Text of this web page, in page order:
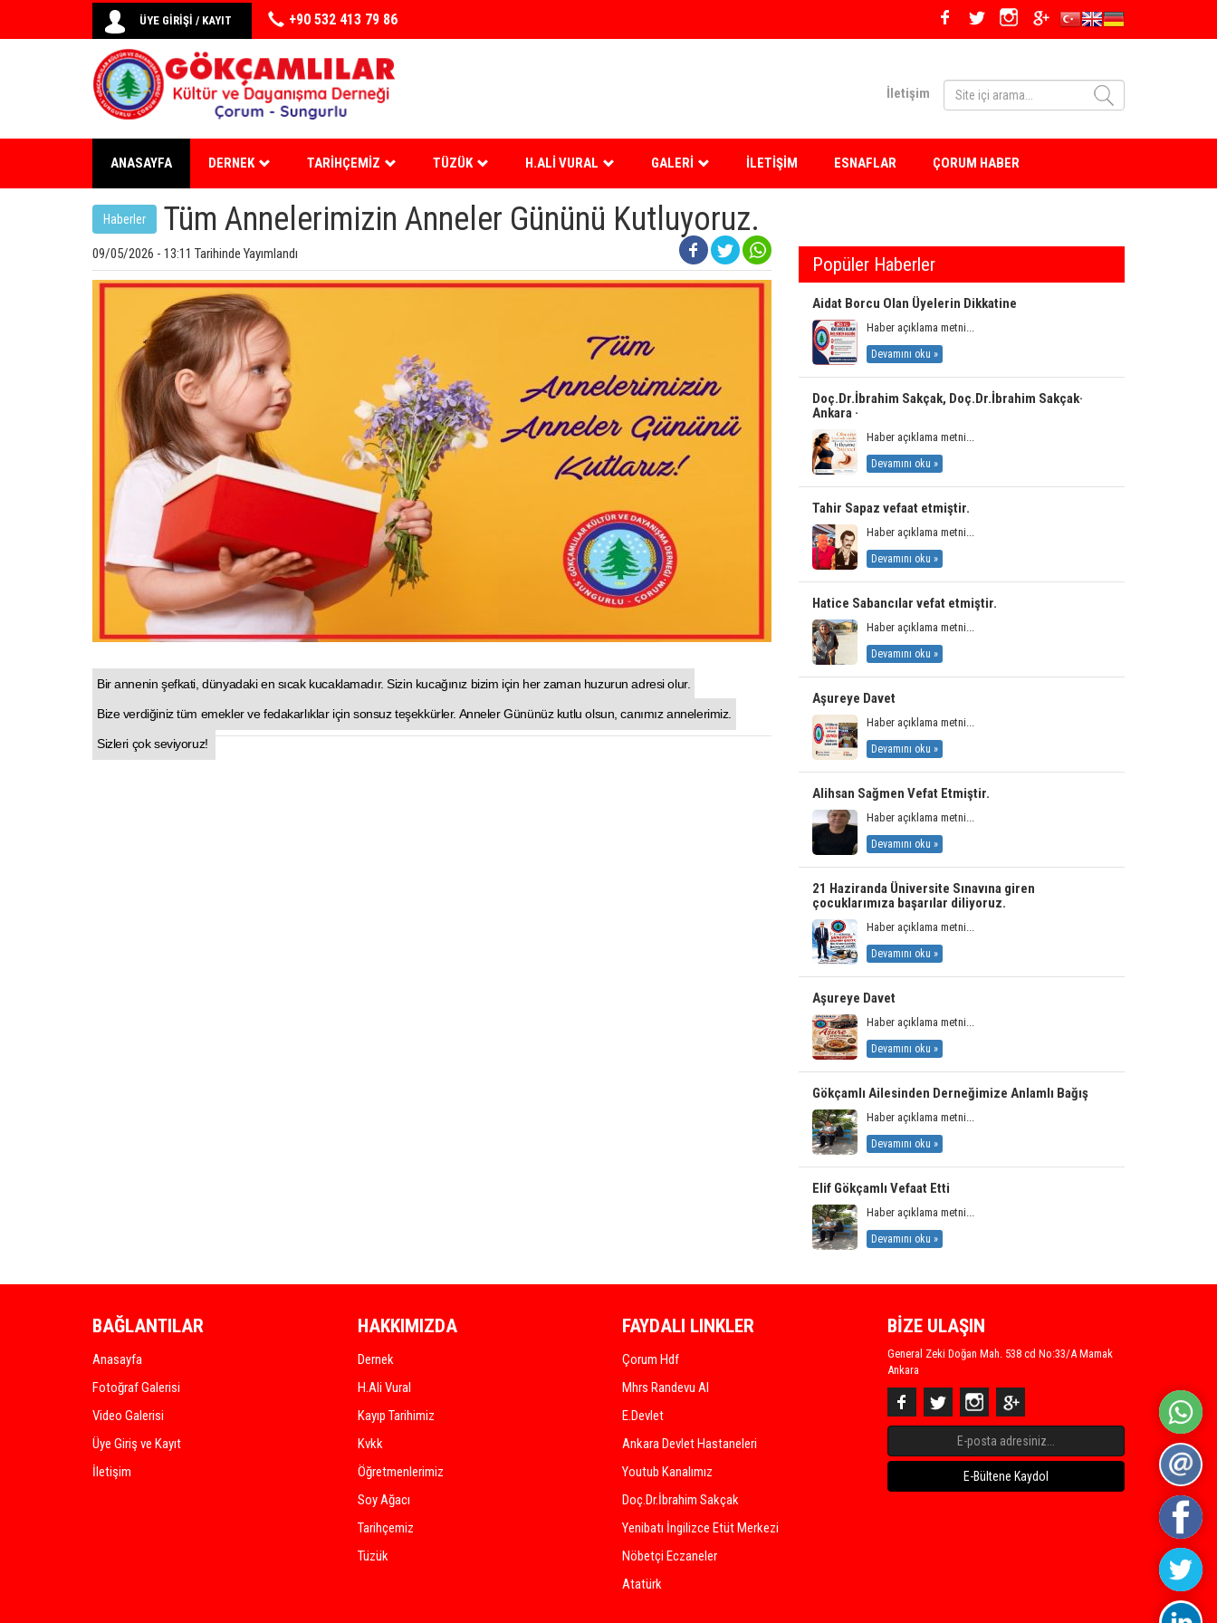
ÜYE GİRİŞİ / KAYIT +90 532 413 79 86
İletişim
ANASAYFA DERNEK TARIHÇEMIZ TÜZÜK H.ALI VURAL GALERI İLETIŞIM ESNAFLAR ÇORUM HABER
Haberler Tüm Annelerimizin Anneler Gününü Kutluyoruz.
09/05/2026 - 13:11 Tarihinde Yayımlandı
Bir annenin şefkati, dünyadaki en sıcak kucaklamadır. Sizin kucağınız bizim için her zaman huzurun adresi olur.
Bize verdiğiniz tüm emekler ve fedakarlıklar için sonsuz teşekkürler. Anneler Gününüz kutlu olsun, canımız annelerimiz.
Sizleri çok seviyoruz!
Popüler Haberler
Aidat Borcu Olan Üyelerin Dikkatine
Haber açıklama metni...
Devamını oku »
Doç.Dr.İbrahim Sakçak, Doç.Dr.İbrahim Sakçak·
Ankara ·
Haber açıklama metni...
Devamını oku »
Tahir Sapaz vefaat etmiştir.
Haber açıklama metni...
Devamını oku »
Hatice Sabancılar vefat etmiştir.
Haber açıklama metni...
Devamını oku »
Aşureye Davet
Haber açıklama metni...
Devamını oku »
Alihsan Sağmen Vefat Etmiştir.
Haber açıklama metni...
Devamını oku »
21 Haziranda Üniversite Sınavına giren
çocuklarımıza başarılar diliyoruz.
Haber açıklama metni...
Devamını oku »
Aşureye Davet
Haber açıklama metni...
Devamını oku »
Gökçamlı Ailesinden Derneğimize Anlamlı Bağış
Haber açıklama metni...
Devamını oku »
Elif Gökçamlı Vefaat Etti
Haber açıklama metni...
Devamını oku »
BAĞLANTILAR
Anasayfa
Fotoğraf Galerisi
Video Galerisi
Üye Giriş ve Kayıt
İletişim
HAKKIMIZDA
Dernek
H.Ali Vural
Kayıp Tarihimiz
Kvkk
Öğretmenlerimiz
Soy Ağacı
Tarihçemiz
Tüzük
FAYDALI LINKLER
Çorum Hdf
Mhrs Randevu Al
E.Devlet
Ankara Devlet Hastaneleri
Youtub Kanalımız
Doç.Dr.İbrahim Sakçak
Yenibatı İngilizce Etüt Merkezi
Nöbetçi Eczaneler
Atatürk
BİZE ULAŞIN
General Zeki Doğan Mah. 538 cd No:33/A Mamak
Ankara